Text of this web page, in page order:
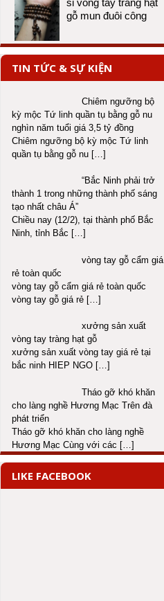
gỗ mun đuôi công
TIN TỨC & SỰ KIỆN
Chiêm ngưỡng bộ
kỳ mộc Tứ linh quần tụ bằng gỗ nu
nghìn năm tuổi giá 3,5 tỷ đồng
Chiêm ngưỡng bộ kỳ mộc Tứ linh
quần tụ bằng gỗ nu […]
“Bắc Ninh phải trở
thành 1 trong những thành phố sáng
tạo nhất châu Á”
Chiều nay (12/2), tại thành phố Bắc
Ninh, tỉnh Bắc […]
vòng tay gỗ cẩm giá
rẻ toàn quốc
vòng tay gỗ cẩm giá rẻ toàn quốc
vòng tay gỗ giá rẻ […]
xưởng sản xuất
vòng tay tràng hạt gỗ
xưởng sản xuất vòng tay giá rẻ tại
bắc ninh HIEP NGO […]
Tháo gỡ khó khăn
cho làng nghề Hương Mạc Trên đà
phát triển
Tháo gỡ khó khăn cho làng nghề
Hương Mạc Cùng với các […]
LIKE FACEBOOK